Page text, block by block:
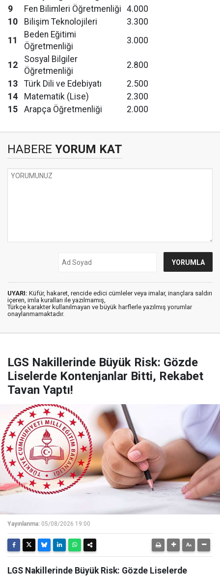
9
Fen Bilimleri Öğretmenliği 4.000
10
Bilişim Teknolojileri
3.300
11
Beden Eğitimi
Öğretmenliği
3.000
12
Sosyal Bilgiler
Öğretmenliği
2.800
13
Türk Dili ve Edebiyatı
2.500
14
Matematik (Lise)
2.300
15
Arapça Öğretmenliği 2.000
HABERE YORUM KAT
UYARI: Küfür, hakaret, rencide edici cümleler veya imalar, inançlara saldırı
içeren, imla kuralları ile yazılmamış,
Türkçe karakter kullanılmayan ve büyük harflerle yazılmış yorumlar
onaylanmamaktadır.
LGS Nakillerinde Büyük Risk: Gözde
Liselerde Kontenjanlar Bitti, Rekabet
Tavan Yaptı!
Yayınlanma: 05/08/2026 19:00
LGS Nakillerinde Büyük Risk: Gözde Liselerde